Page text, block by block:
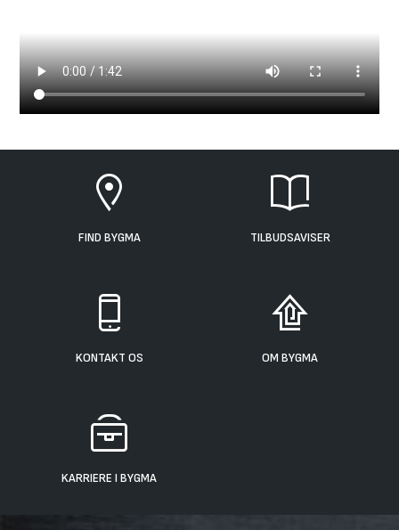
FIND BYGMA TILBUDSAVISER
KONTAKT OS OM BYGMA
KARRIERE I BYGMA